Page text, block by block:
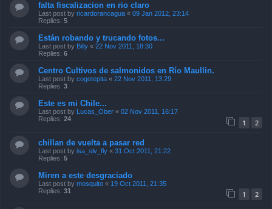
falta fiscalizacion en rio claro
Last post by ricardorancagua « 09 Jan 2012, 23:14
Replies: 5
Están robando y trucando fotos...
Last post by Billy « 22 Nov 2011, 18:30
Replies: 6
Centro Cultivos de salmonidos en Río Maullin.
Last post by cogotepita « 22 Nov 2011, 13:29
Replies: 3
Este es mi Chile...
Last post by Lucas_Ober « 02 Nov 2011, 16:17
Replies: 24 1 2
chillan de vuelta a pasar red
Last post by isa_slv_fly « 31 Oct 2011, 21:22
Replies: 5
Miren a este desgraciado
Last post by mosquito « 19 Oct 2011, 21:35
Replies: 31 1 2